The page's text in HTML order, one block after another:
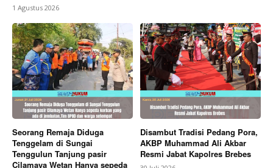
1 Agustus 2026
Seorang Remaja Diduga
Tenggelam di Sungai
Tenggulun Tanjung pasir
Cilamaya Wetan Hanya sepeda
Disambut Tradisi Pedang Pora,
AKBP Muhammad Ali Akbar
Resmi Jabat Kapolres Brebes